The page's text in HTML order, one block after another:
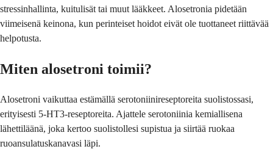
stressinhallinta, kuitulisät tai muut lääkkeet. Alosetronia pidetään
viimeisenä keinona, kun perinteiset hoidot eivät ole tuottaneet riittävää
helpotusta.
Miten alosetroni toimii?
Alosetroni vaikuttaa estämällä serotoniinireseptoreita suolistossasi,
erityisesti 5-HT3-reseptoreita. Ajattele serotoniinia kemiallisena
lähettiläänä, joka kertoo suolistollesi supistua ja siirtää ruokaa
ruoansulatuskanavasi läpi.